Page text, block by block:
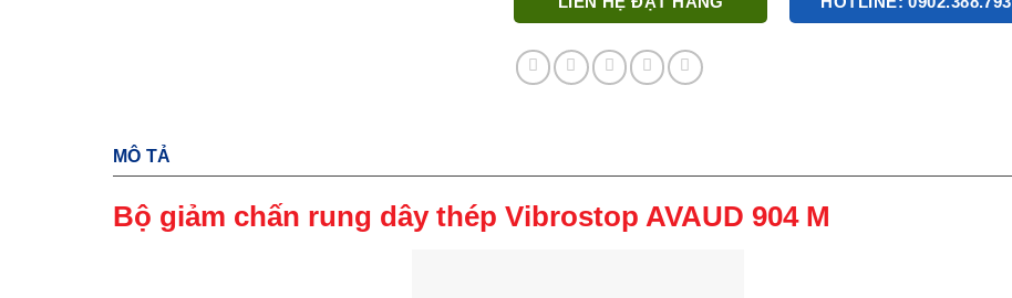
MÔ TẢ
Bộ giảm chấn rung dây thép Vibrostop AVAUD 904 M